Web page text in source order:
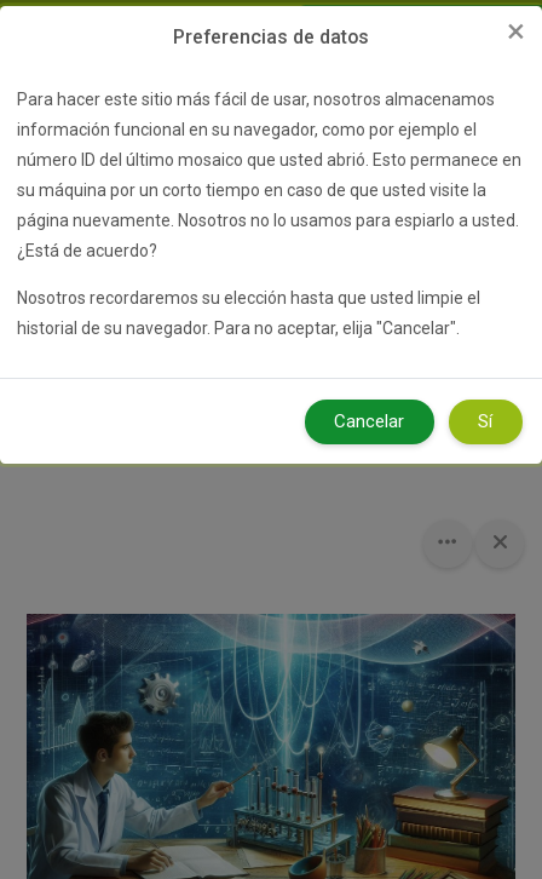
Salta al contenido principal
Nombre
de
Contraseña
Acceder
¿Olvidó su nombre de usuario o contraseña?
Abrir índice del curso
Colegio Secundario del Barrio
Preferencias de datos ×
Para hacer este sitio más fácil de usar, nosotros almacenamos
información funcional en su navegador, como por ejemplo el
número ID del último mosaico que usted abrió. Esto permanece en
su máquina por un corto tiempo en caso de que usted visite la
página nuevamente. Nosotros no lo usamos para espiarlo a usted.
¿Está de acuerdo?
Nosotros recordaremos su elección hasta que usted limpie el
historial de su navegador. Para no aceptar, elija "Cancelar".
Cancelar Sí